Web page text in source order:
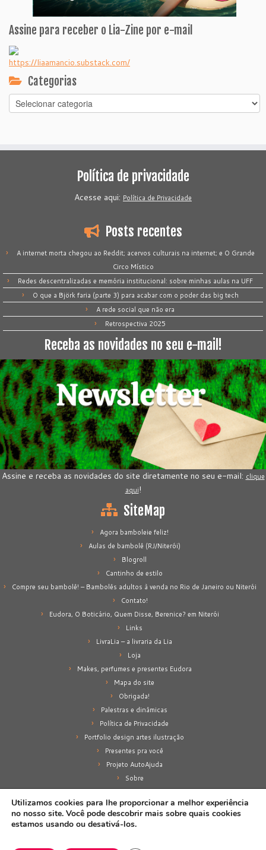
Assine para receber o Lia-Zine por e-mail
https://liaamancio.substack.com/
Categorias
Categorias
Política de privacidade
Acesse aqui: Política de Privacidade
Posts recentes
A internet morta chegou ao Reddit; acervos culturais na internet; e O Grande
Circo Místico
Redes descentralizadas e memória institucional: sobre minhas aulas na UFF
O que a Björk faria (parte 3) para acabar com o poder das big tech
A rede social que não era
Retrospectiva 2025
Receba as novidades no seu e-mail!
Assine e receba as novidades do site diretamente no seu e-mail: clique
aqui!
SiteMap
Agora bamboleie feliz!
Aulas de bambolê (RJ/Niterói)
Blogroll
Cantinho de estilo
Compre seu bambolê! – Bambolês adultos à venda no Rio de Janeiro ou Niterói
Contato!
Eudora, O Boticário, Quem Disse, Berenice? em Niterói
Links
LivraLia – a livraria da Lia
Loja
Makes, perfumes e presentes Eudora
Mapa do site
Obrigada!
Palestras e dinâmicas
Política de Privacidade
Portfolio design artes ilustração
Presentes pra você
Projeto AutoAjuda
Sobre
Sobre mim
© 2026Lia Amancio ·Proporcionado por
Utilizamos cookies para lhe proporcionar a melhor experiência
no nosso site. Você pode descobrir mais sobre quais cookies
estamos usando ou desativá-los.